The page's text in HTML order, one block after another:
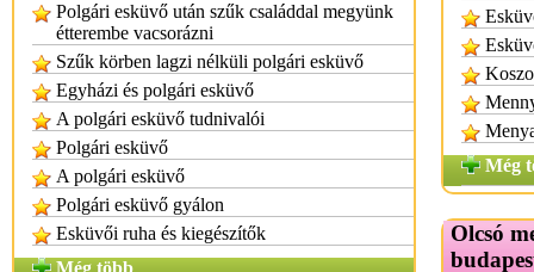
Polgári esküvő után szűk családdal megyünk
étterembe vacsorázni
Szűk körben lagzi nélküli polgári esküvő
Egyházi és polgári esküvő
A polgári esküvő tudnivalói
Polgári esküvő
A polgári esküvő
Polgári esküvő gyálon
Esküvői ruha és kiegészítők
Még több
Még
Olcsó